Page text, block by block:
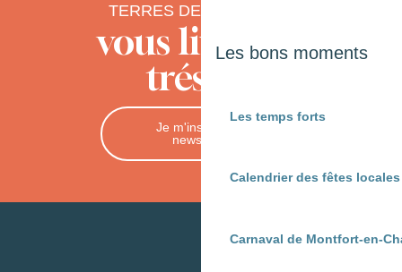
Les bons moments
Les temps forts
Calendrier des fêtes
Carnaval de Montfort-en-
TERRES DE CHALOSSE
vous livre ses
trésors
Je m'inscris à la
newsletter